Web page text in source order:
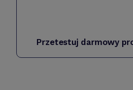
Przetestuj darmowy